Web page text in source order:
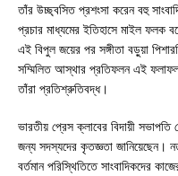
তাঁর উচ্ছ্বসিত প্রশংসা করেন বহু
প্রচার মাধ্যমের ইতিহাসে মাইল ফলক
এই বিপুল জয়ের পর সঙ্গীতা বড়ুয়া
সম্মিলিত আস্থার প্রতিফলন এই
তাঁরা প্রতিশ্রুতিবদ্ধ।
ভারতীয় প্রেস ক্লাবের বিদায়ী
জন্য সদস্যদের কৃতজ্ঞতা
বর্তমান পরিস্থিতিতে সাংবাদিকদের